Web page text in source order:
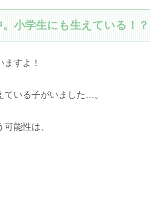
小学生にも生えている！？
すよ！
いる子がいました…。
能性は、